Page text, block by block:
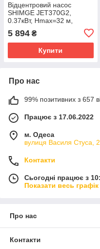
Відцентровий насос
SHIMGE JET370G2,
0.37кВт, Нmax=32 м,
5 894 ₴
Купити
Про нас
99% позитивних з 657
Працює з 17.06.2022
м. Одеса
вулиця Василя Стуса,
Контакти
Сьогодні працює з
Показати весь
Про нас
Контакти